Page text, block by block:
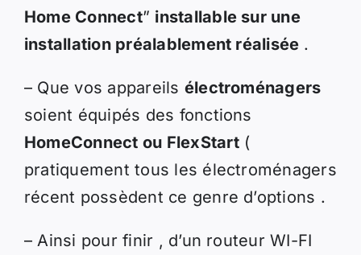
Home Connect” installable sur une
installation préalablement réalisée .
– Que vos appareils électroménagers
soient équipés des fonctions
HomeConnect ou FlexStart(
pratiquement tous les électroménagers
récent possèdent ce genre d’options .
– Ainsi pour finir , d’un routeur WI-FI